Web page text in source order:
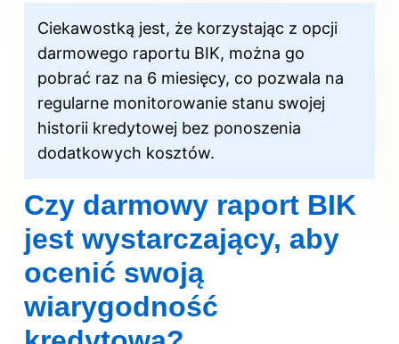
Ciekawostką jest, że korzystając z opcji
darmowego raportu BIK, można go
pobrać raz na 6 miesięcy, co pozwala na
regularne monitorowanie stanu swojej
historii kredytowej bez ponoszenia
dodatkowych kosztów.
Czy darmowy raport BIK
jest wystarczający, aby
ocenić swoją
wiarygodność